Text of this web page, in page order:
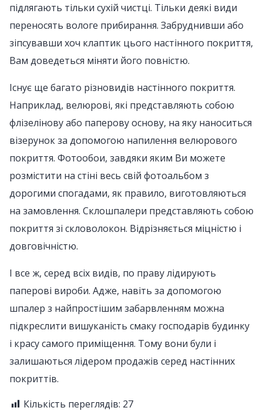
підлягають тільки сухій чистці. Тільки деякі види
переносять вологе прибирання. Забруднивши або
зіпсувавши хоч клаптик цього настінного покриття,
Вам доведеться міняти його повністю.
Існує ще багато різновидів настінного покриття.
Наприклад, велюрові, які представляють собою
флізелінову або паперову основу, на яку наноситься
візерунок за допомогою напилення велюрового
покриття. Фотообои, завдяки яким Ви можете
розмістити на стіні весь свій фотоальбом з
дорогими спогадами, як правило, виготовляються
на замовлення. Склошпалери представляють собою
покриття зі скловолокон. Відрізняється міцністю і
довговічністю.
І все ж, серед всіх видів, по праву лідирують
паперові вироби. Адже, навіть за допомогою
шпалер з найпростішим забарвленням можна
підкреслити вишуканість смаку господарів будинку
і красу самого приміщення. Тому вони були і
залишаються лідером продажів серед настінних
покриттів.
Кількість переглядів: 27